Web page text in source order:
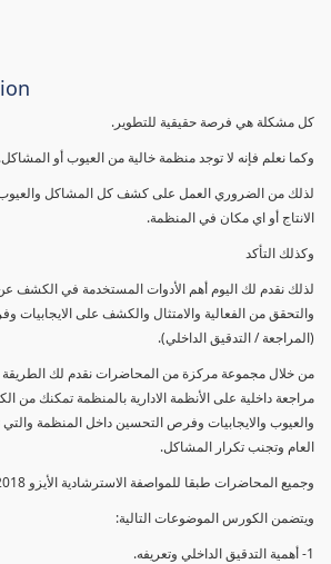
كل مشكلة هي فرصة حقيقية للتطوير.
وكما نعلم فإنه لا توجد منظمة خالية من العيوب أو المشاكل.
لذلك من الضروري العمل على كشف كل المشاكل والعيوب
الانتاج أو اي مكان في المنظمة.
وكذلك التأكد
لذلك نقدم لك اليوم أهم الأدوات المستخدمة في الكشف
والتحقق من الفعالية والامتثال والكشف على
(المراجعة / التدقيق الداخلي).
من خلال مجموعة مركزة من المحاضرات نقدم لك الطريقة
مراجعة داخلية على الأنظمة الادارية بالمنظمة تمكنك
والعيوب والايجابيات وفرص التحسين داخل المنظمة والتي
العام وتجنب تكرار المشاكل.
وجميع المحاضرات طبقا للمواصفة الاسترشادية الأيزو 19011:2018.
ويتضمن الكورس الموضوعات التالية:
1- أهمية التدقيق الداخلي وتعريفه.